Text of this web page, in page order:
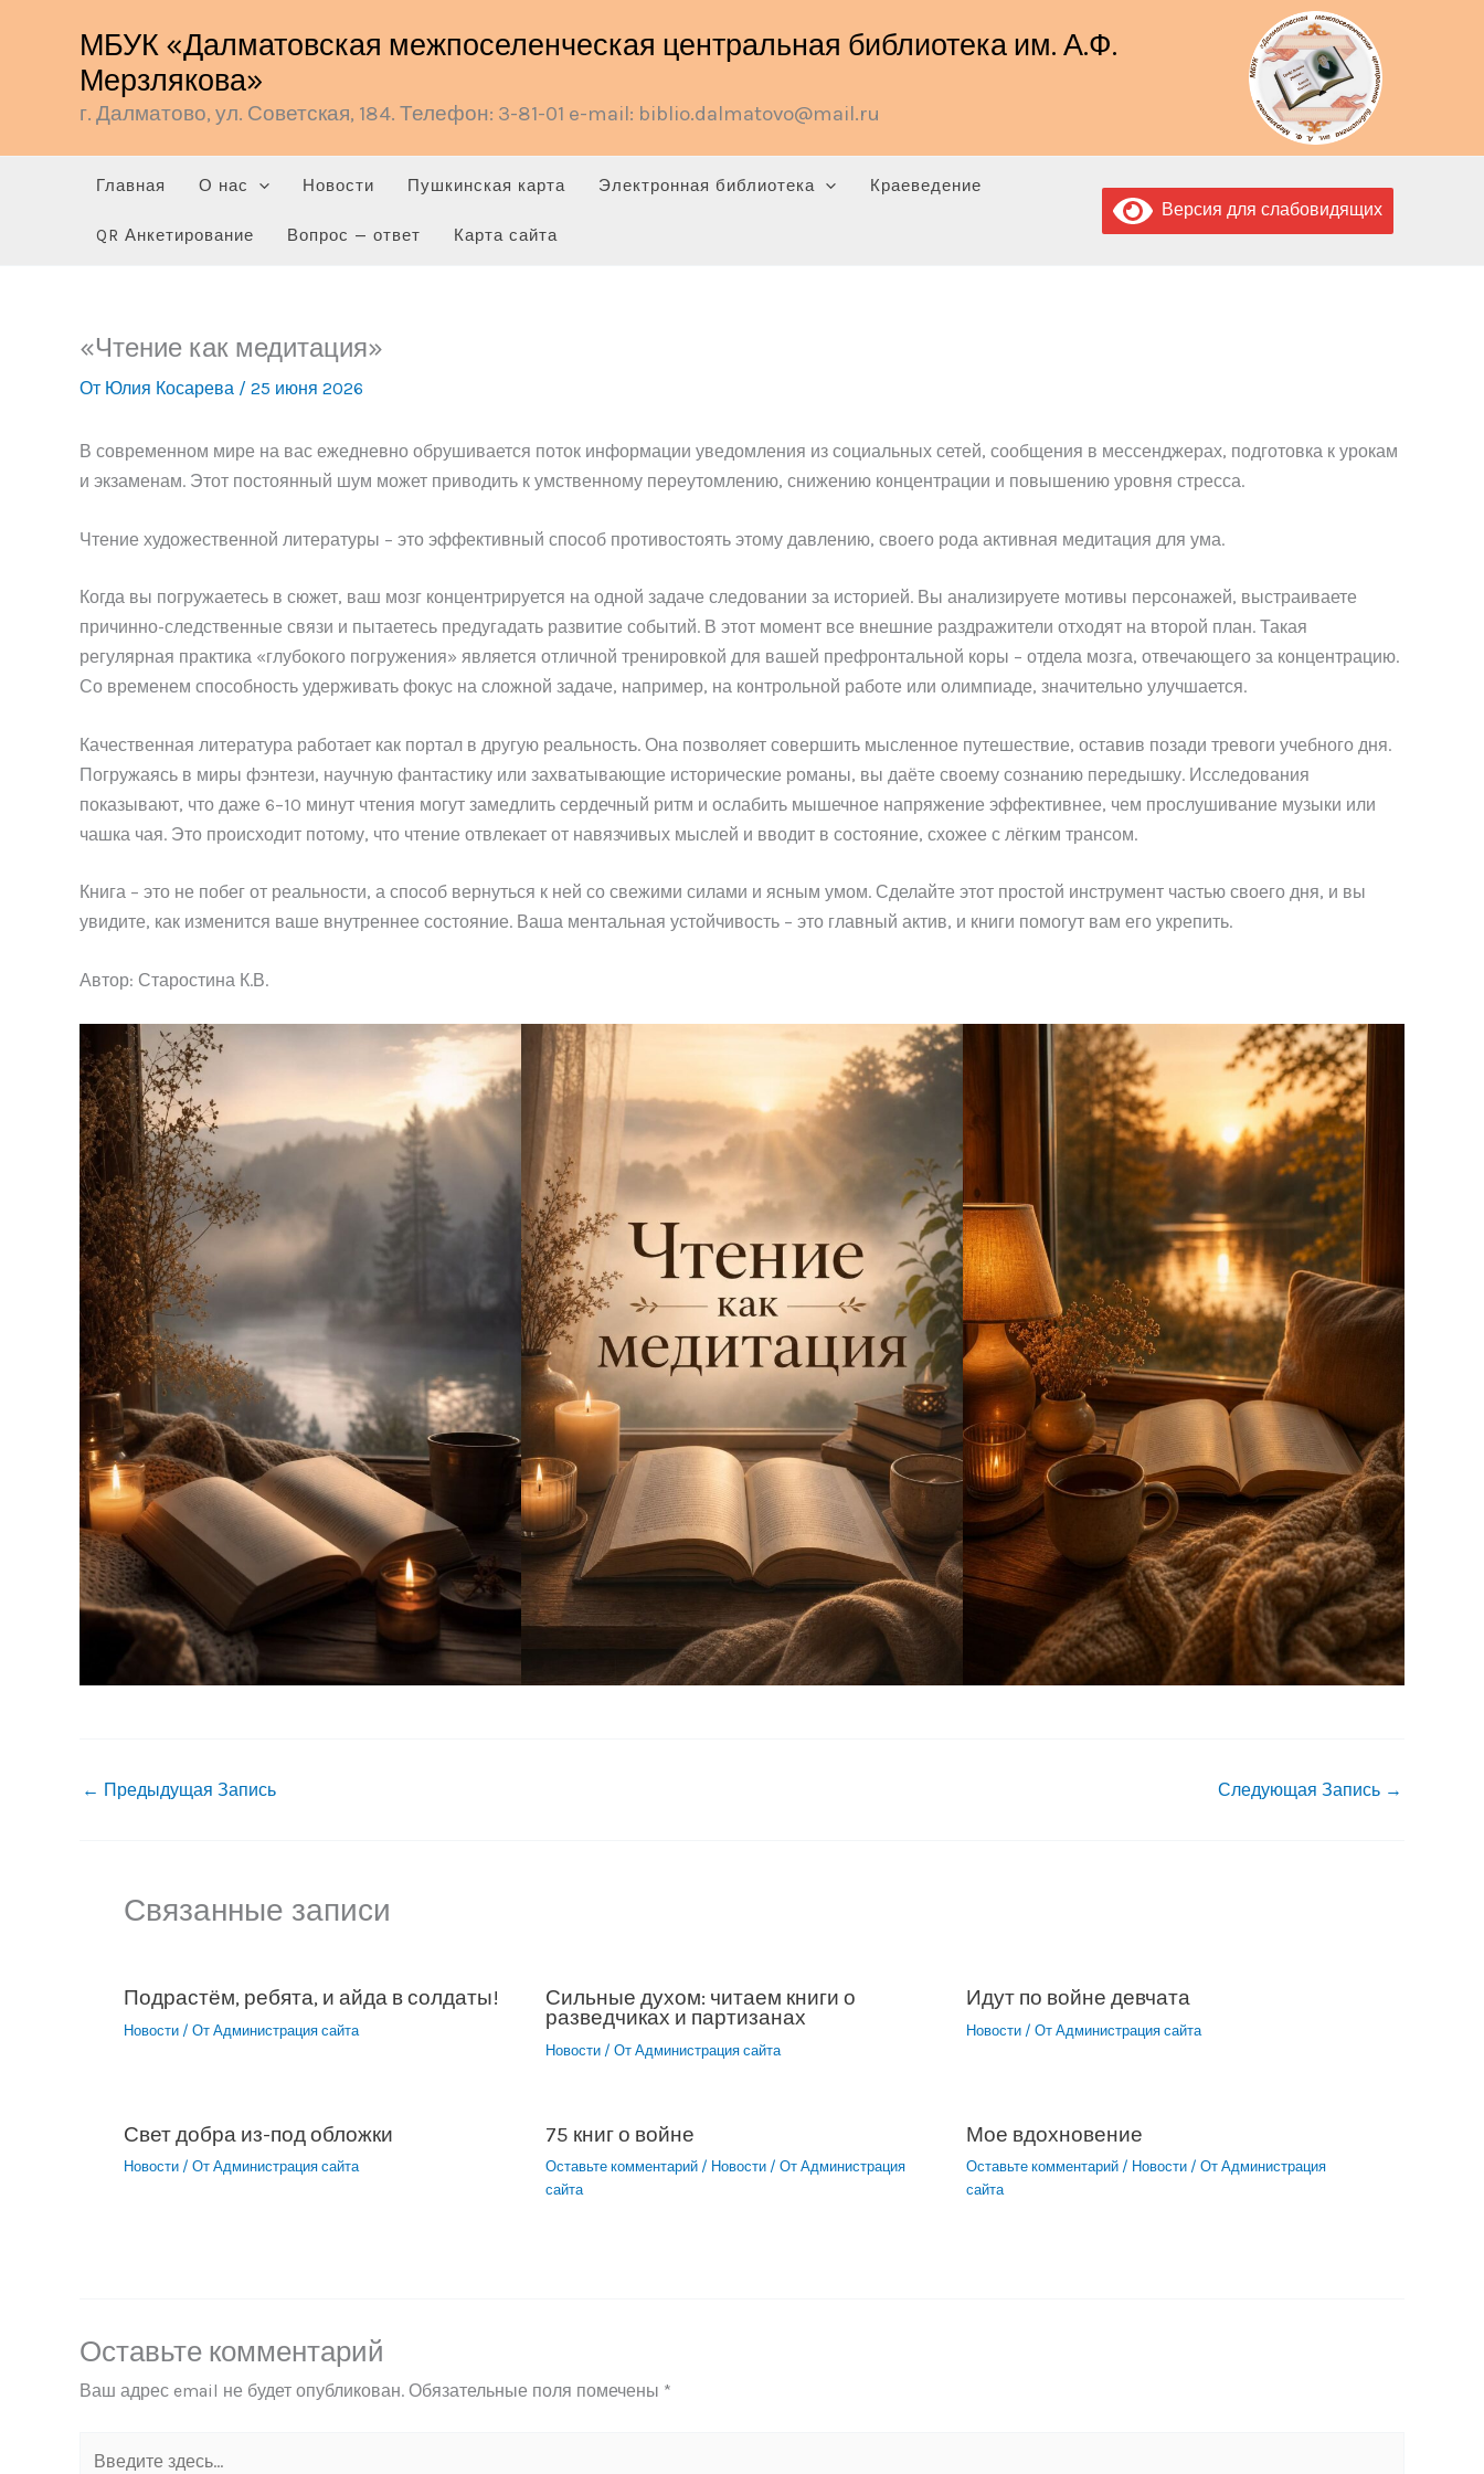
содержимому
МБУК «Далматовская межпоселенческая центральная библиотека им. А.Ф.
Мерзлякова»
г. Далматово, ул. Советская, 184. Телефон: 3-81-01 e-mail: biblio.dalmatovo@mail.ru
Главная О нас Новости Пушкинская карта Электронная библиотека Краеведение
QR Анкетирование Вопрос — ответ Карта сайта
Версия для слабовидящих
«Чтение как медитация»
От Юлия Косарева / 25 июня 2026
В современном мире на вас ежедневно обрушивается поток информации уведомления из социальных сетей, сообщения в мессенджерах, подготовка к урокам
и экзаменам. Этот постоянный шум может приводить к умственному переутомлению, снижению концентрации и повышению уровня стресса.
Чтение художественной литературы – это эффективный способ противостоять этому давлению, своего рода активная медитация для ума.
Когда вы погружаетесь в сюжет, ваш мозг концентрируется на одной задаче следовании за историей. Вы анализируете мотивы персонажей, выстраиваете
причинно-следственные связи и пытаетесь предугадать развитие событий. В этот момент все внешние раздражители отходят на второй план. Такая
регулярная практика «глубокого погружения» является отличной тренировкой для вашей префронтальной коры – отдела мозга, отвечающего за концентрацию.
Со временем способность удерживать фокус на сложной задаче, например, на контрольной работе или олимпиаде, значительно улучшается.
Качественная литература работает как портал в другую реальность. Она позволяет совершить мысленное путешествие, оставив позади тревоги учебного дня.
Погружаясь в миры фэнтези, научную фантастику или захватывающие исторические романы, вы даёте своему сознанию передышку. Исследования
показывают, что даже 6–10 минут чтения могут замедлить сердечный ритм и ослабить мышечное напряжение эффективнее, чем прослушивание музыки или
чашка чая. Это происходит потому, что чтение отвлекает от навязчивых мыслей и вводит в состояние, схожее с лёгким трансом.
Книга – это не побег от реальности, а способ вернуться к ней со свежими силами и ясным умом. Сделайте этот простой инструмент частью своего дня, и вы
увидите, как изменится ваше внутреннее состояние. Ваша ментальная устойчивость – это главный актив, и книги помогут вам его укрепить.
Автор: Старостина К.В.
← Предыдущая Запись Следующая Запись →
Связанные записи
Подрастём, ребята, и айда в солдаты!
Новости / От Администрация сайта
Сильные духом: читаем книги о
разведчиках и партизанах
Новости/ От Администрация сайта
Идут по войне девчата
Новости / ОтАдминистрация сайта
Свет добра из-под обложки
Новости / От Администрация сайта
75 книг о войне
Оставьте комментарий / Новости/ От Администрация
сайта
Мое вдохновение
Оставьте комментарий / Новости / ОтАдминистрация
сайта
Оставьте комментарий
Ваш адрес email не будет опубликован. Обязательные поля помечены *